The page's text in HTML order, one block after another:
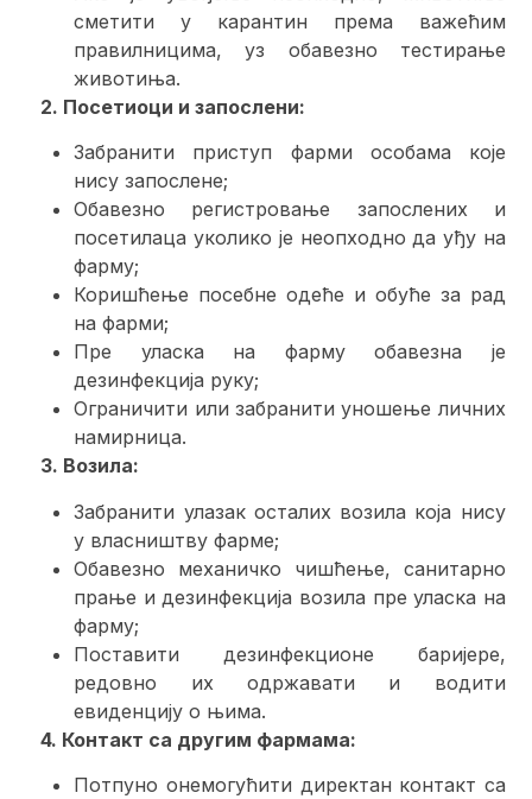
сметити у карантин према важећим
правилницима, уз обавезно тестирање
животиња.
2. Посетиоци и запослени:
Забранити приступ фарми особама које
нису запослене;
Обавезно регистровање запослених и
посетилаца уколико је неопходно да уђу на
фарму;
Коришћење посебне одеће и обуће за рад
на фарми;
Пре уласка на фарму обавезна је
дезинфекција руку;
Ограничити или забранити уношење личних
намирница.
3. Возила:
Забранити улазак осталих возила која нису
у власништву фарме;
Обавезно механичко чишћење, санитарно
прање и дезинфекција возила пре уласка на
фарму;
Поставити дезинфекционе баријере,
редовно их одржавати и водити
евиденцију о њима.
4. Контакт са другим фармама:
Потпуно онемогућити директан контакт са